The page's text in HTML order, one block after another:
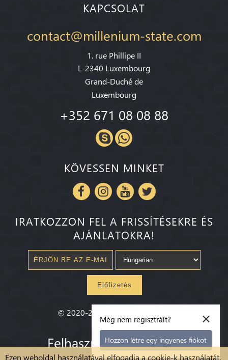
Ezen weboldal használatával elfogadja a cookie-k használatát,
KAPCSOLAT
contact@millenium-state.com
1. rue Phillipe II
L-2340 Luxembourg
Grand-Duché de
Luxembourg
+352 671 08 08 88
KÖVESSEN MINKET
IRATKOZZON FEL A FRISSÍTÉSEKRE ÉS
AJÁNLATOKRA!
Előfizetés
© 2020-2026
Felhasználási feltételek
×
Még nem regisztrált?
Hozzon létre egy ingyenes fiókot